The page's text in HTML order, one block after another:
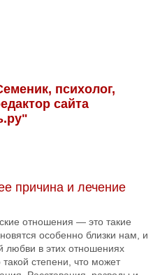
психолог,
сайта
причина и лечение
отношения — это такие
особенно близки нам, и
любви в этих отношениях
степени, что может